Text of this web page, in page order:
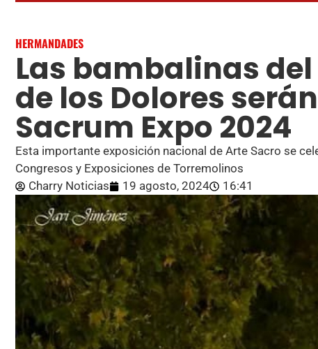
HERMANDADES
Las bambalinas
de los Dolores
Sacrum Expo 2024
Esta importante exposición nacional de Arte Sacro se
Congresos y Exposiciones de Torremolinos
Charry Noticias
19 agosto, 2024 16:41